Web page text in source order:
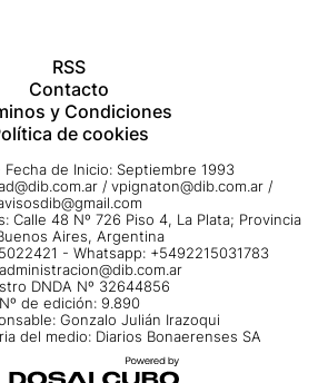
RSS
Contacto
y Condiciones
de cookies
de Inicio: Septiembre 1993
/ vpignaton@dib.com.ar /
Calle 48 Nº 726 Piso 4, La Plata; Provincia
Aires, Argentina
- Whatsapp: +5492215031783
administracion@dib.com.ar
DNDA Nº 32644856
Nº de edición: 9.890
Gonzalo Julián Irazoqui
del medio: Diarios Bonaerenses SA